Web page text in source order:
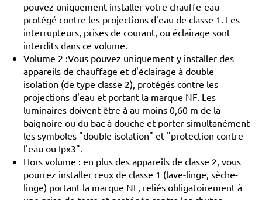
pouvez uniquement installer votre chauffe-eau
protégé contre les projections d'eau de classe 1. Les
interrupteurs, prises de courant, ou éclairage sont
interdits dans ce volume.
Volume 2 :Vous pouvez uniquement y installer des
appareils de chauffage et d'éclairage à double
isolation (de type classe 2), protégés contre les
projections d'eau et portant la marque NF. Les
luminaires doivent être à au moins 0,60 m de la
baignoire ou du bac à douche et porter simultanément
les symboles "double isolation" et "protection contre
l'eau ou Ipx3".
Hors volume : en plus des appareils de classe 2, vous
pourrez installer ceux de classe 1 (lave-linge, sèche-
linge) portant la marque NF, reliés obligatoirement à